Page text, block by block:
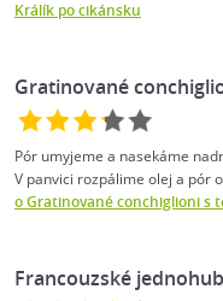
Králík po cikánsku
Gratinované
Pór umyjeme a nasekáme
V panvici rozpálime olej a pór
o Gratinované conchiglioni s
Francouzské